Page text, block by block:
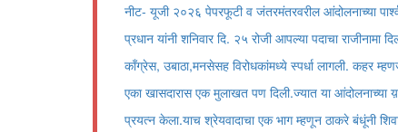
नीट- यूजी २०२६ पेपरफूटी व जंतरमंतरवरील आंदोलनाच्या
प्रधान यांनी शनिवार दि. २५ रोजी आपल्या पदाचा
कॉंग्रेस, उबाठा,मनसेसह विरोधकांमध्ये स्पर्धा लागली. कहर
एका खासदारास एक मुलाखत पण दिली.ज्यात या आंदोलनाच्या
प्रयत्न केला.याच श्रेयवादाचा एक भाग म्हणून ठाकरे बंधूंनी